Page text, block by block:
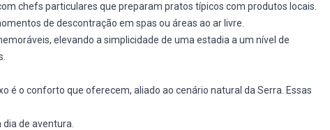
chefs particulares que preparam pratos típicos com produtos locais.
de descontração em spas ou áreas ao ar livre.
elevando a simplicidade de uma estadia a um nível de
é o conforto que oferecem, aliado ao cenário natural da Serra. Essas
de aventura.